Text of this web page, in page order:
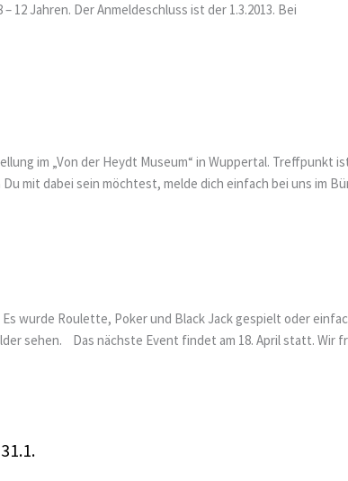
12 Jahren. Der Anmeldeschluss ist der 1.3.2013. Bei
im „Von der Heydt Museum“ in Wuppertal. Treffpunkt
mit dabei sein möchtest, melde dich einfach bei uns im
wurde Roulette, Poker und Black Jack gespielt oder
sehen. Das nächste Event findet am 18. April statt. Wir